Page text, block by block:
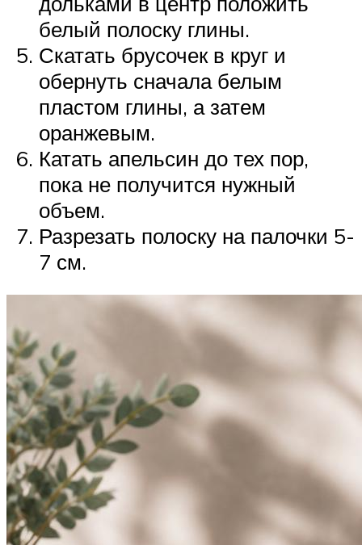
белый полоску глины.
Скатать брусочек в круг и
обернуть сначала белым
пластом глины, а затем
оранжевым.
Катать апельсин до тех пор,
пока не получится нужный
объем.
Разрезать полоску на палочки 5-
7 см.